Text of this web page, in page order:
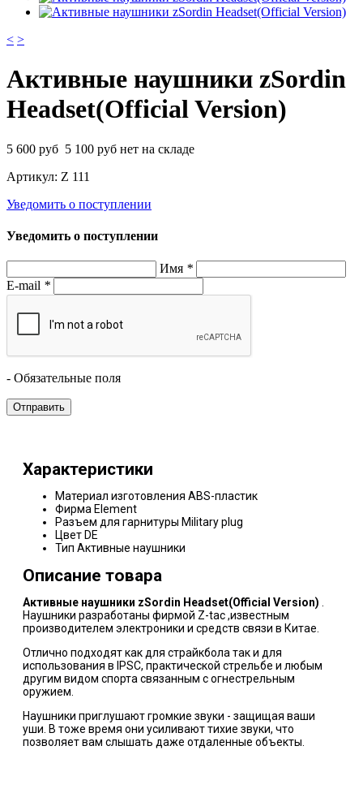
< >
Активные наушники zSordin
Headset(Official Version)
5 600 руб 5 100 руб нет на складе
Артикул: Z 111
Уведомить о поступлении
Уведомить о поступлении
Имя *
E-mail *
- Обязательные поля
Характеристики
Материал изготовления ABS-пластик
Фирма Element
Разъем для гарнитуры Military plug
Цвет DE
Тип Активные наушники
Описание товара
Активные наушники zSordin Headset(Official Version)
Наушники разработаны фирмой Z-tac ,известным
производителем электроники и средств связи в Китае.
Отлично подходят как для страйкбола так и для
использования в IPSC, практической стрельбе и любым
другим видом спорта связанным с огнестрельным
оружием.
Наушники приглушают громкие звуки - защищая ваши
уши. В тоже время они усиливают тихие звуки, что
позволяет вам слышать даже отдаленные объекты.